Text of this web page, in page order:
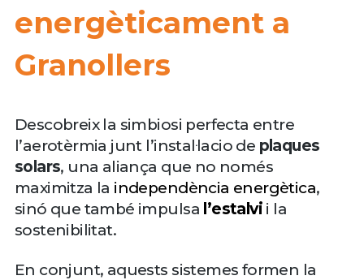
energèticamenta
Granollers
Descobreix la simbiosi perfecta entre
l’aerotèrmia junt l’instal·lacio de plaques
solars, una aliança que no només
maximitza la independència energètica,
sinó que també impulsa l’estalvi i la
sostenibilitat.
En conjunt, aquests sistemes formen la